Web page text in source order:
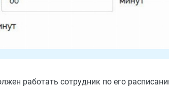
работать сотрудник по его